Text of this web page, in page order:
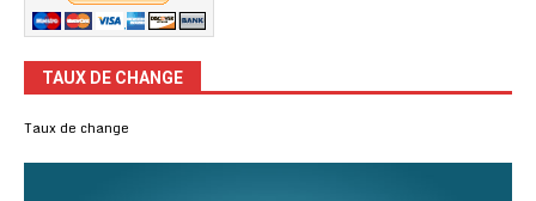
TAUX DE CHANGE
Taux de change